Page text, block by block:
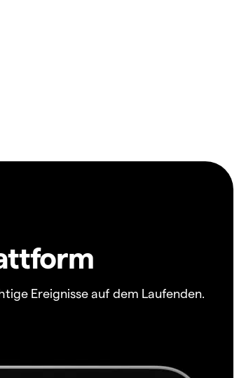
Ereignisse auf dem Laufenden.